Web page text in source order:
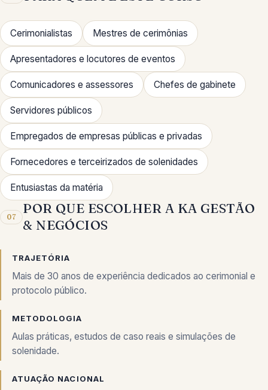
Cerimonialistas Mestres de cerimônias
Apresentadores e locutores de eventos
Comunicadores e assessores Chefes de gabinete
Servidores públicos
Empregados de empresas públicas e privadas
Fornecedores e terceirizados de solenidades
Entusiastas da matéria
07
POR QUE ESCOLHER A KA GESTÃO
& NEGÓCIOS
TRAJETÓRIA
Mais de 30 anos de experiência dedicados ao cerimonial e
protocolo público.
METODOLOGIA
Aulas práticas, estudos de caso reais e simulações de
solenidade.
ATUAÇÃO NACIONAL